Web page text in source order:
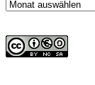
Archiv